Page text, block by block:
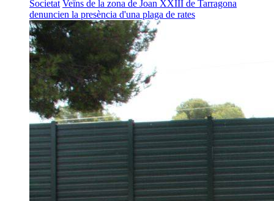
Societat Veïns de la zona de Joan XXIII de Tarragona
denuncien la presència d'una plaga de rates